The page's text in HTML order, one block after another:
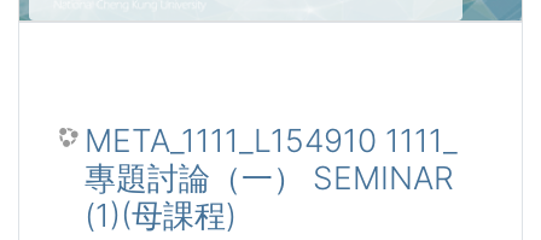
META_1111_L154910 1111_
專題討論（一） SEMINAR
(1)(母課程)